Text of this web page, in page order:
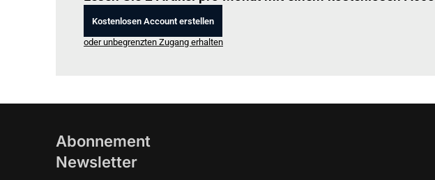
Kostenlosen Account erstellen
oder unbegrenzten Zugang erhalten
Abonnement
Newsletter